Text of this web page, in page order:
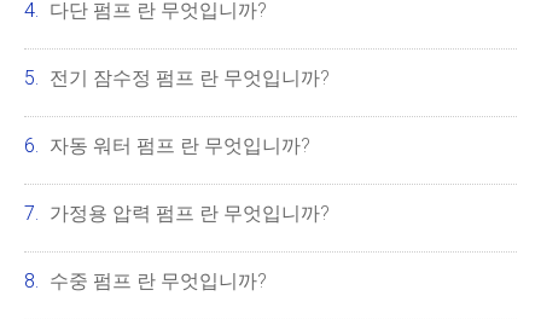
다단 펌프 란 무엇입니까?
전기 잠수정 펌프 란 무엇입니까?
자동 워터 펌프 란 무엇입니까?
가정용 압력 펌프 란 무엇입니까?
수중 펌프 란 무엇입니까?